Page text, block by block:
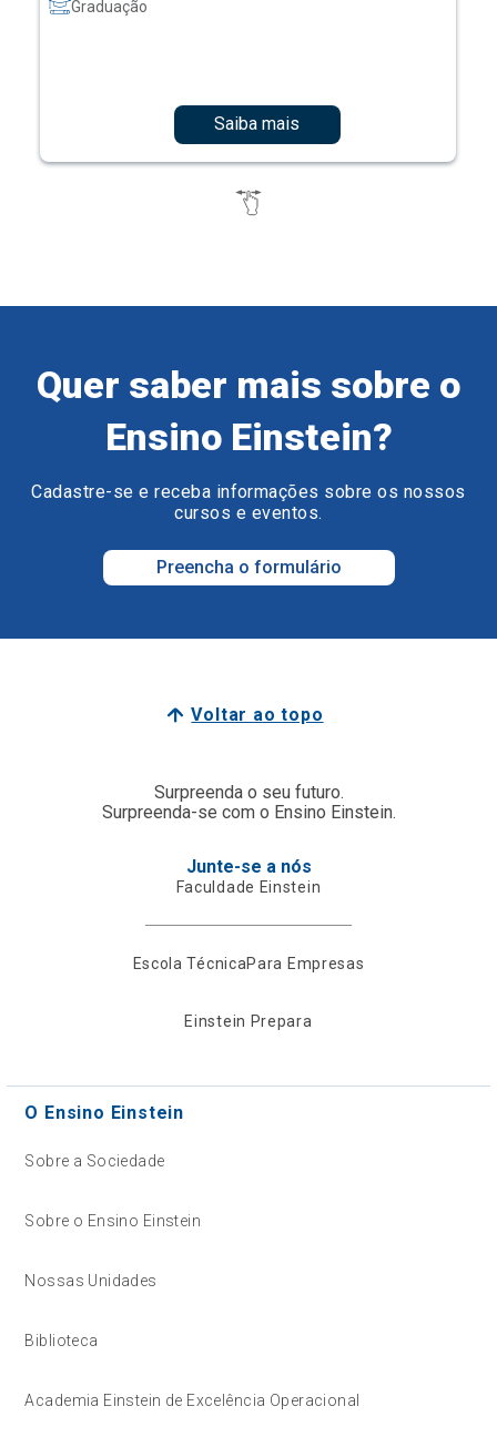
Graduação
Saiba mais
Quer saber mais sobre o
Ensino Einstein?
Cadastre-se e receba informações sobre os nossos
cursos e eventos.
Preencha o formulário
Voltar ao topo
Surpreenda o seu futuro.
Surpreenda-se com o Ensino Einstein.
Junte-se a nós
Faculdade Einstein
Escola TécnicaPara Empresas
Einstein Prepara
O Ensino Einstein
Sobre a Sociedade
Sobre o Ensino Einstein
Nossas Unidades
Biblioteca
Academia Einstein de Excelência Operacional